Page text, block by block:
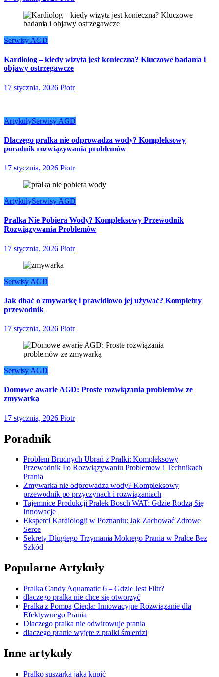
Serwisy AGD
Kardiolog – kiedy wizyta jest konieczna? Kluczowe badania i
objawy ostrzegawcze
17 stycznia, 2026 Piotr
ArtykułySerwisy AGD
Dlaczego pralka nie odprowadza wody? Kompleksowy
poradnik rozwiązywania problemów
17 stycznia, 2026 Piotr
ArtykułySerwisy AGD
Pralka Nie Pobiera Wody? Kompleksowy Przewodnik
Rozwiązywania Problemów
17 stycznia, 2026 Piotr
Serwisy AGD
Jak dbać o zmywarkę i prawidłowo jej używać? Kompletny
przewodnik
17 stycznia, 2026 Piotr
Serwisy AGD
Domowe awarie AGD: Proste rozwiązania problemów ze
zmywarką
17 stycznia, 2026 Piotr
Poradnik
Problem Brudnych Ubrań z Pralki: Kompleksowy
Przewodnik Po Rozwiązywaniu Problemów i Technikach
Prania
Zmywarka nie odprowadza wody? Kompleksowy
przewodnik po przyczynach i rozwiązaniach
Tajemnice Produkcji Pralek Bosch WAT: Gdzie Rodzą Się
Innowacje
Eksperci Kardiologii w Poznaniu: Jak Zachować Zdrowe
Serce
Sekrety Długiego Trzymania Mokrego Prania w Pralce Bez
Szkód
Popularne Artykuły
Pralka Candy Aquamatic 6 – Gdzie Jest Filtr?
dlaczego pralka nie chce się otworzyć
Pralka z Pompą Ciepła: Innowacyjne Rozwiązanie dla
Efektywnego Prania
Dlaczego pralka nie odwirowuje prania
dlaczego pranie wyjęte z pralki śmierdzi
Inne artykuły
Pralko suszarka jaka kupić